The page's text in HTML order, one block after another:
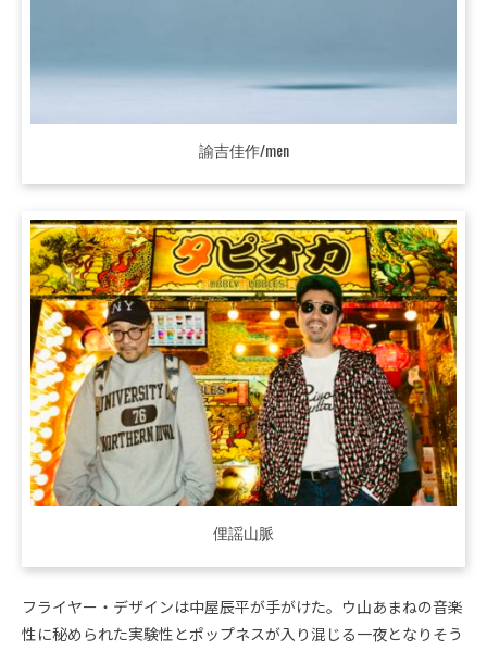
諭吉佳作/men
俚謡山脈
フライヤー・デザインは中屋辰平が手がけた。ウ山あまねの音楽
性に秘められた実験性とポップネスが入り混じる一夜となりそう